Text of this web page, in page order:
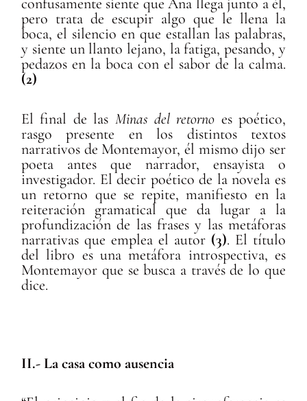
confusamente siente que Ana llega junto a él,
pero trata de escupir algo que le llena la
boca, el silencio en que estallan las palabras,
y siente un llanto lejano, la fatiga, pesando, y
pedazos en la boca con el sabor de la calma.
(2)
El final de las Minas del retorno es poético,
rasgo presente en los distintos textos
narrativos de Montemayor, él mismo dijo ser
poeta antes que narrador, ensayista o
investigador. El decir poético de la novela es
un retorno que se repite, manifiesto en la
reiteración gramatical que da lugar a la
profundización de las frases y las metáforas
narrativas que emplea el autor (3). El título
del libro es una metáfora introspectiva, es
Montemayor que se busca a través de lo que
dice.
II.- La casa como ausencia